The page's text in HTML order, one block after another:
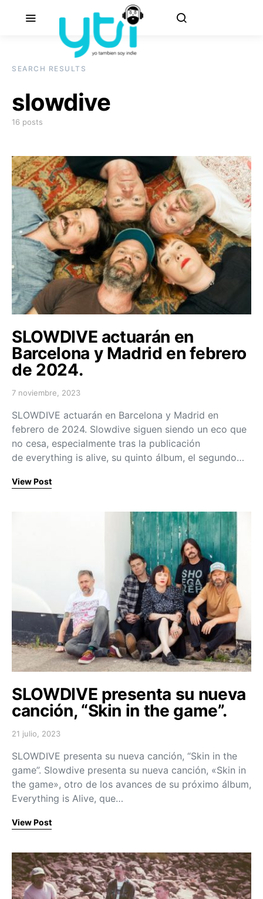
SEARCH RESULTS
slowdive
16 posts
SLOWDIVE actuarán en
Barcelona y Madrid en febrero
de 2024.
Posted on
7 noviembre, 2023
SLOWDIVE actuarán en Barcelona y Madrid en
febrero de 2024. Slowdive siguen siendo un eco que
no cesa, especialmente tras la publicación
de everything is alive, su quinto álbum, el segundo…
View Post
SLOWDIVE presenta su nueva
canción, “Skin in the game”.
Posted on
21 julio, 2023
SLOWDIVE presenta su nueva canción, “Skin in the
game”. Slowdive presenta su nueva canción, «Skin in
the game», otro de los avances de su próximo álbum,
Everything is Alive, que…
View Post